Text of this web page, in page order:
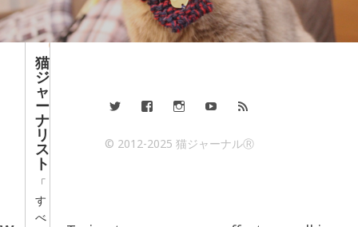
猫
ジ
ャ
ー
ナ
リ
ス
ト
「
す
べ
© 2012-2025 猫ジャーナルⓇ